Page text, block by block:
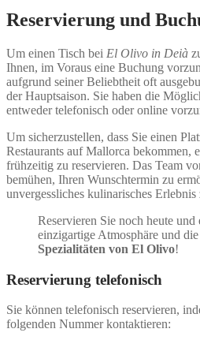
Reservierung und
Um einen Tisch bei El Olivo in Deià
Ihnen, im Voraus eine Buchung
aufgrund seiner Beliebtheit oft
der Hauptsaison. Sie haben die
entweder telefonisch oder online
Um sicherzustellen, dass Sie einen
Restaurants auf Mallorca bekommen,
frühzeitig zu reservieren. Das Team
bemühen, Ihren Wunschtermin zu
unvergessliches kulinarisches Erlebnis
Reservieren Sie noch heute und
einzigartige Atmosphäre und die
Spezialitäten von El Olivo!
Reservierung telefonisch
Sie können telefonisch reservieren,
folgenden Nummer kontaktieren: